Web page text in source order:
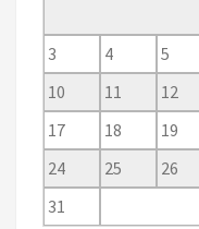
3
4 5
10
11 12
17
18 19
24
25 26
31